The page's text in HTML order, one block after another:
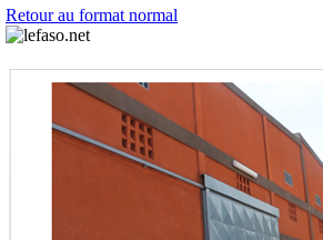
Retour au format normal